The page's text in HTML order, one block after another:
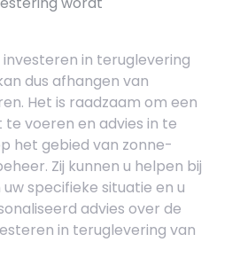
in teruglevering
dus afhangen van
Het is raadzaam om een
voeren en advies in te
het gebied van zonne-
Zij kunnen u helpen bij
specifieke situatie en u
advies over de
in teruglevering van